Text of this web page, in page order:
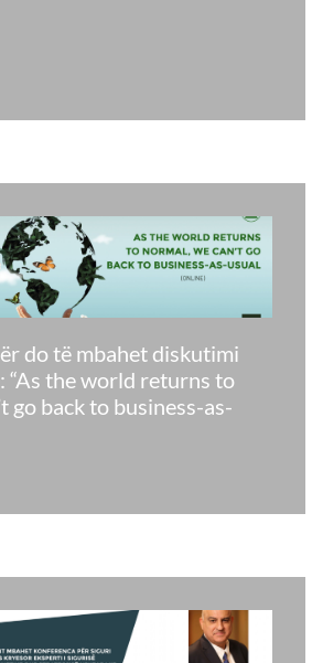
do të mbahet diskutimi
“As the world returns to
go back to business-as-